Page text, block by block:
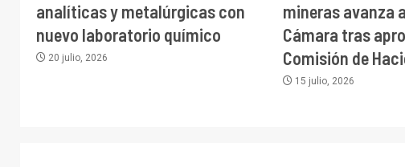
analíticas y metalúrgicas con
nuevo laboratorio químico
20 julio, 2026
mineras avanza
Cámara tras
Comisión de
15 julio, 2026